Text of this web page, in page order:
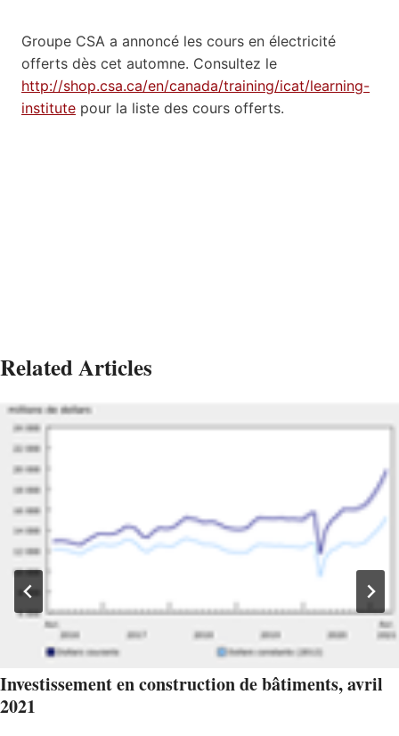
Groupe CSA a annoncé les cours en électricité
offerts dès cet automne. Consultez le
http://shop.csa.ca/en/canada/training/icat/learning-
institute pour la liste des cours offerts.
Related Articles
Investissement en construction de bâtiments, avril
2021